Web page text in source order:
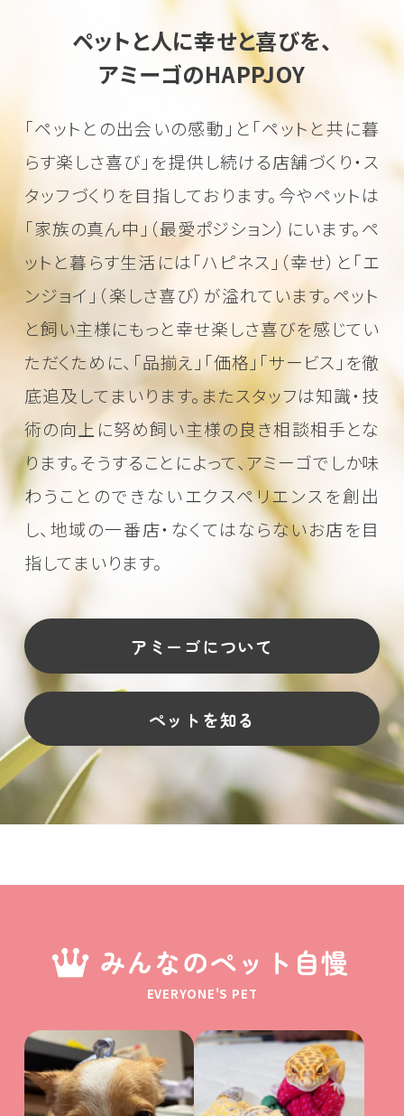
ペットと人に幸せと喜びを、
アミーゴのHAPPJOY
「ペットとの出会いの感動」と「ペットと共に暮
らす楽しさ喜び」を提供し続ける店舗づくり・ス
タッフづくりを目指しております。 今やペットは
「家族の真ん中」（最愛ポジション）にいます。ペ
ットと暮らす生活には「ハピネス」（幸せ）と「エ
ンジョイ」（楽しさ喜び）が溢れています。ペット
と飼い主様にもっと幸せ楽しさ喜びを感じてい
ただくために、 「品揃え」「価格」「サービス」を徹
底追及してまいります。またスタッフは知識・技
術の向上に努め飼い主様の良き相談相手とな
ります。そうすることによって、アミーゴでしか味
わうことのできないエクスペリエンスを創出
し、地域の一番店・なくてはならないお店を目
指してまいります。
アミーゴについて
ペットを知る
みんなのペット自慢
EVERYONE'S PET